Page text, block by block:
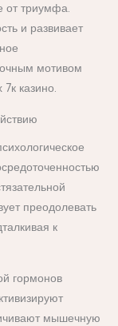
от триумфа.
и развивает
мотивом
казино.
преодолевать
к
гормонов
мышечную